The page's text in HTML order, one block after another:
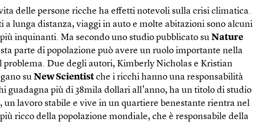
delle persone ricche ha effetti notevoli sulla crisi climatica.
a lunga distanza, viaggi in auto e molte abitazioni sono alcuni
inquinanti. Ma secondo uno studio pubblicato suNature
parte di popolazione può avere un ruolo importante nella
problema. Due degli autori, Kimberly Nicholas e Kristian
suNew Scientist che i ricchi hanno una responsabilità
guadagna più di 38mila dollari all’anno, ha un titolo di studio
un lavoro stabile e vive in un quartiere benestante rientra nel
ricco della popolazione mondiale, che è responsabile della